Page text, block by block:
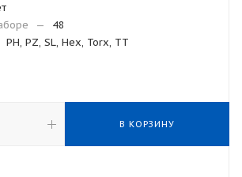
—
48
PH, PZ, SL, Hex, Torx, TT
В КОРЗИНУ